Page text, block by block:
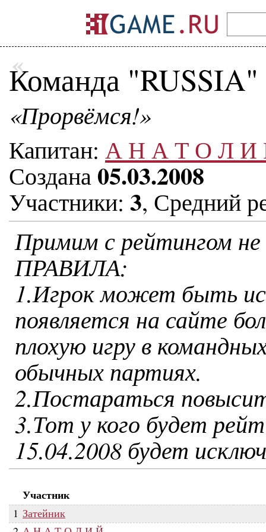
Команда "RUSSIA"
«Прорвёмся!»
Капитан: А Н А Т О Л И
Создана 05.03.2008
Участники: 3, Средний
Примим с рейтингом
ПРАВИЛА:
1.Игрок может быть
появляется на сайте
плохую игру в
обычных партиях.
2.Постараться
3.Тот у кого будет
15.04.2008 будет
Участник
1 Затейник
«